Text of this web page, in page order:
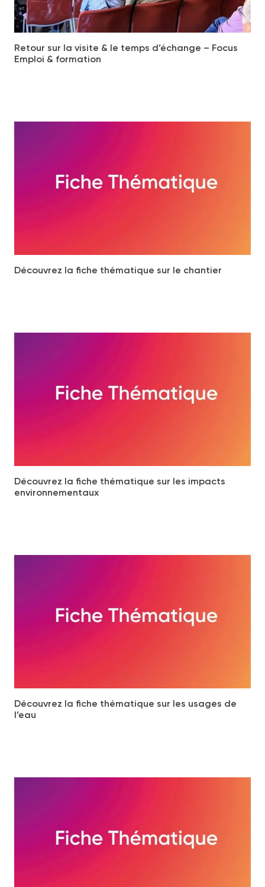
Retour sur la visite & le temps d’échange – Focus
Emploi & formation
Découvrez la fiche thématique sur le chantier
Découvrez la fiche thématique sur les impacts
environnementaux
Découvrez la fiche thématique sur les usages de
l’eau